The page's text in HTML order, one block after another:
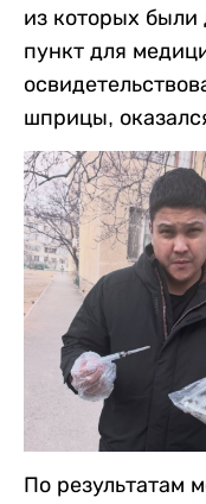
из которых были
пункт для
шприцы,
По результатам